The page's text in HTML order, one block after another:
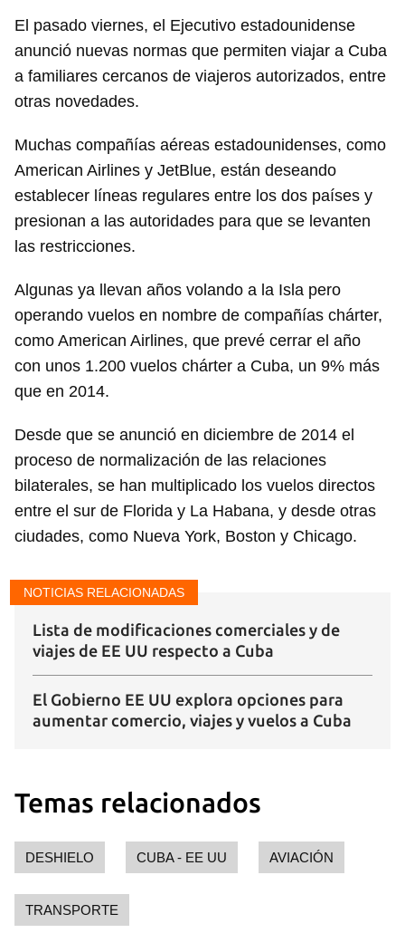
Guardar como favorito
iniciar sesión con tu cuenta de 14ymedio.
El pasado viernes, el Ejecutivo estadounidense
anunció nuevas normas que permiten viajar a Cuba
a familiares cercanos de viajeros autorizados, entre
otras novedades.
Muchas compañías aéreas estadounidenses, como
American Airlines y JetBlue, están deseando
establecer líneas regulares entre los dos países y
presionan a las autoridades para que se levanten
las restricciones.
Algunas ya llevan años volando a la Isla pero
operando vuelos en nombre de compañías chárter,
como American Airlines, que prevé cerrar el año
con unos 1.200 vuelos chárter a Cuba, un 9% más
que en 2014.
Desde que se anunció en diciembre de 2014 el
proceso de normalización de las relaciones
bilaterales, se han multiplicado los vuelos directos
entre el sur de Florida y La Habana, y desde otras
ciudades, como Nueva York, Boston y Chicago.
NOTICIAS RELACIONADAS
Lista de modificaciones comerciales y de
viajes de EE UU respecto a Cuba
El Gobierno EE UU explora opciones para
aumentar comercio, viajes y vuelos a Cuba
Temas relacionados
DESHIELO CUBA - EE UU AVIACIÓN
TRANSPORTE